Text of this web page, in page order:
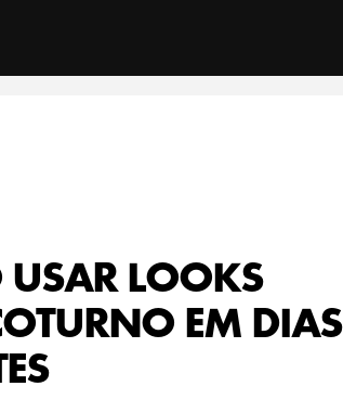
LOOKS
EM DIAS